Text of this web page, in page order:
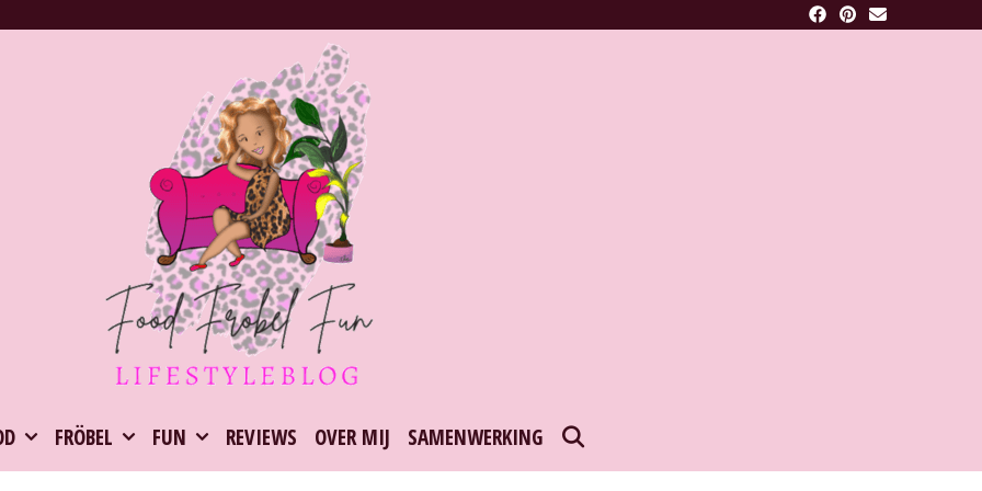
FRÖBEL FUN REVIEWS OVER MIJ SAMENWERKING